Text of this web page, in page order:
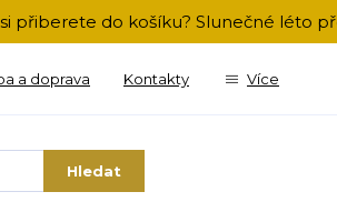
přiberete do košíku? Slunečné léto
a doprava Kontakty Více
Hledat